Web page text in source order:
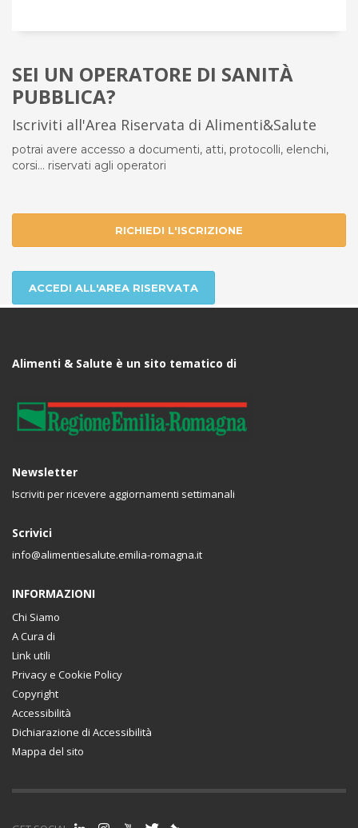
SEI UN OPERATORE DI SANITÀ
PUBBLICA?
Iscriviti all'Area Riservata di Alimenti&Salute
potrai avere accesso a documenti, atti, protocolli, elenchi,
corsi... riservati agli operatori
RICHIEDI L'ISCRIZIONE
ACCEDI ALL'AREA RISERVATA
Alimenti & Salute è un sito tematico di
Newsletter
Iscriviti per ricevere aggiornamenti settimanali
Scrivici
info@alimentiesalute.emilia-romagna.it
INFORMAZIONI
Chi Siamo
A Cura di
Link utili
Privacy e Cookie Policy
Copyright
Accessibilità
Dichiarazione di Accessibilità
Mappa del sito